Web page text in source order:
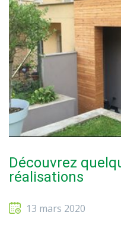
Découvrez
réalisations
13 mars 2020